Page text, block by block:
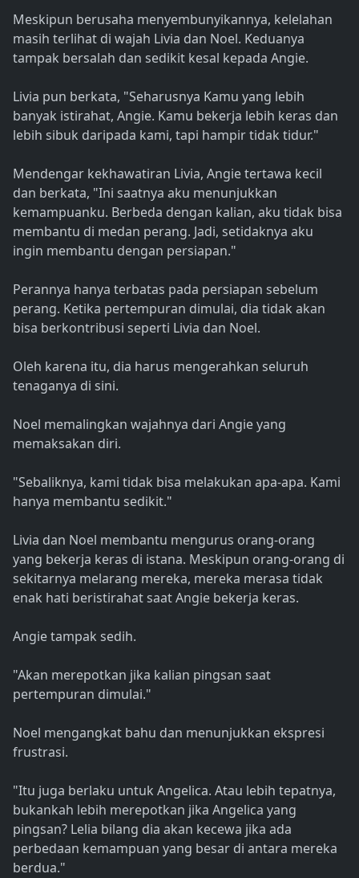
Meskipun berusaha menyembunyikannya, kelelahan
masih terlihat di wajah Livia dan Noel. Keduanya
tampak bersalah dan sedikit kesal kepada Angie.
Livia pun berkata, "Seharusnya Kamu yang lebih
banyak istirahat, Angie. Kamu bekerja lebih keras dan
lebih sibuk daripada kami, tapi hampir tidak tidur."
Mendengar kekhawatiran Livia, Angie tertawa kecil
dan berkata, "Ini saatnya aku menunjukkan
kemampuanku. Berbeda dengan kalian, aku tidak bisa
membantu di medan perang. Jadi, setidaknya aku
ingin membantu dengan persiapan."
Perannya hanya terbatas pada persiapan sebelum
perang. Ketika pertempuran dimulai, dia tidak akan
bisa berkontribusi seperti Livia dan Noel.
Oleh karena itu, dia harus mengerahkan seluruh
tenaganya di sini.
Noel memalingkan wajahnya dari Angie yang
memaksakan diri.
"Sebaliknya, kami tidak bisa melakukan apa-apa. Kami
hanya membantu sedikit."
Livia dan Noel membantu mengurus orang-orang
yang bekerja keras di istana. Meskipun orang-orang di
sekitarnya melarang mereka, mereka merasa tidak
enak hati beristirahat saat Angie bekerja keras.
Angie tampak sedih.
"Akan merepotkan jika kalian pingsan saat
pertempuran dimulai."
Noel mengangkat bahu dan menunjukkan ekspresi
frustrasi.
"Itu juga berlaku untuk Angelica. Atau lebih tepatnya,
bukankah lebih merepotkan jika Angelica yang
pingsan? Lelia bilang dia akan kecewa jika ada
perbedaan kemampuan yang besar di antara mereka
berdua."